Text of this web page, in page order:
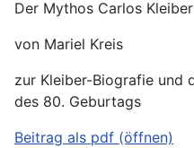
Der Mythos Carlos Kleiber
von Mariel Kreis
zur Kleiber-Biografie und
des 80. Geburtags
Beitrag als pdf (öffnen)